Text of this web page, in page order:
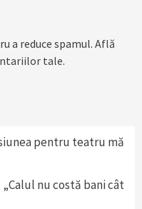
a reduce spamul. Află
tale.
pentru teatru mă
nu costă bani cât